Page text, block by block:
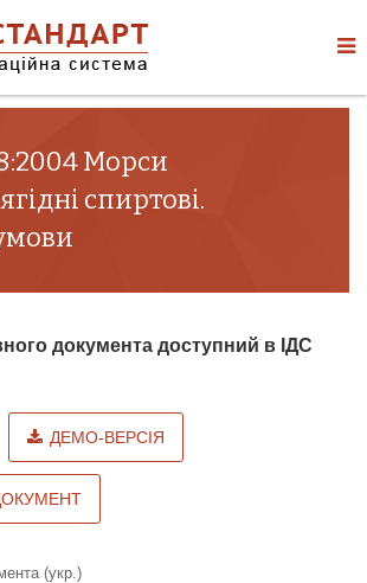
Морси
спиртові.
документа доступний в ІДС
ДЕМО-ВЕРСІЯ
(укр.)